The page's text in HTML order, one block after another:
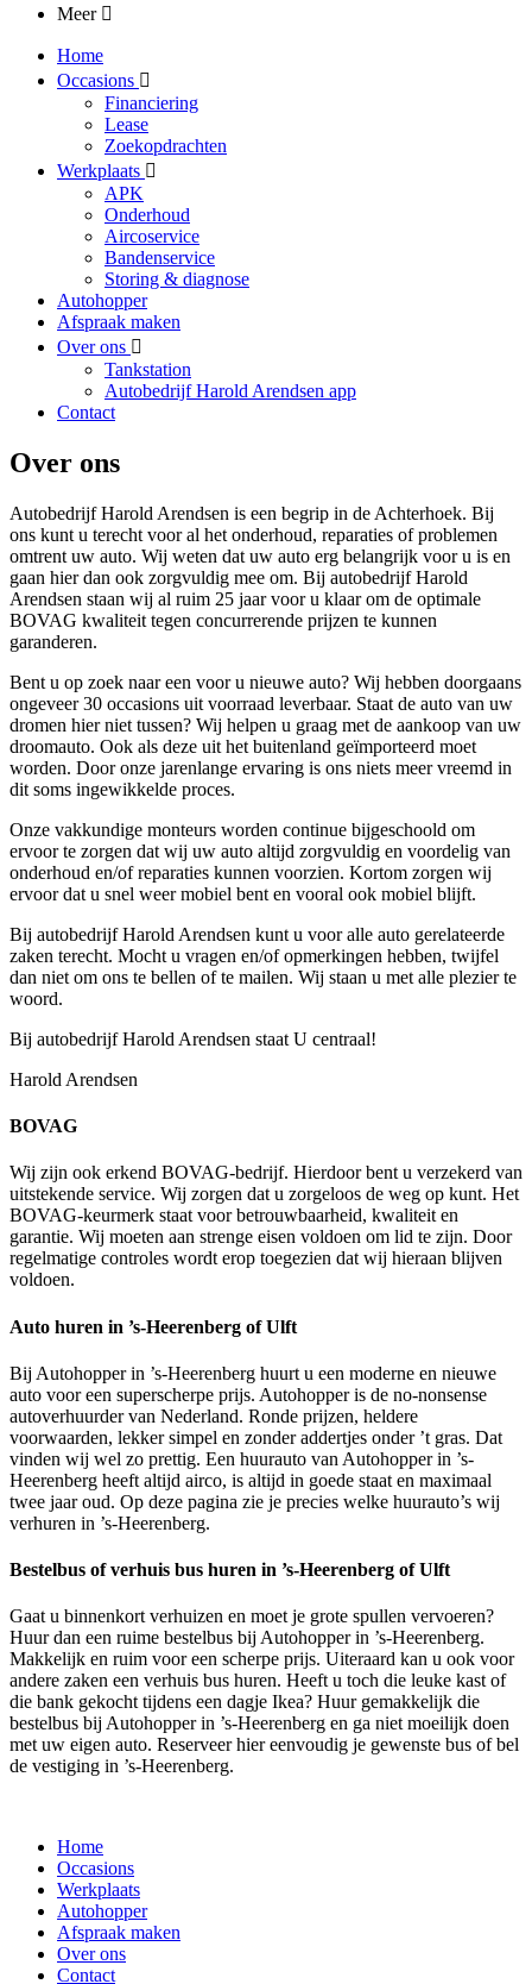
Meer
Home
Occasions
Financiering
Lease
Zoekopdrachten
Werkplaats
APK
Onderhoud
Aircoservice
Bandenservice
Storing & diagnose
Autohopper
Afspraak maken
Over ons
Tankstation
Autobedrijf Harold Arendsen app
Contact
Over ons
Autobedrijf Harold Arendsen is een begrip in de Achterhoek. Bij
ons kunt u terecht voor al het onderhoud, reparaties of problemen
omtrent uw auto. Wij weten dat uw auto erg belangrijk voor u is en
gaan hier dan ook zorgvuldig mee om. Bij autobedrijf Harold
Arendsen staan wij al ruim 25 jaar voor u klaar om de optimale
BOVAG kwaliteit tegen concurrerende prijzen te kunnen
garanderen.
Bent u op zoek naar een voor u nieuwe auto? Wij hebben doorgaans
ongeveer 30 occasions uit voorraad leverbaar. Staat de auto van uw
dromen hier niet tussen? Wij helpen u graag met de aankoop van uw
droomauto. Ook als deze uit het buitenland geïmporteerd moet
worden. Door onze jarenlange ervaring is ons niets meer vreemd in
dit soms ingewikkelde proces.
Onze vakkundige monteurs worden continue bijgeschoold om
ervoor te zorgen dat wij uw auto altijd zorgvuldig en voordelig van
onderhoud en/of reparaties kunnen voorzien. Kortom zorgen wij
ervoor dat u snel weer mobiel bent en vooral ook mobiel blijft.
Bij autobedrijf Harold Arendsen kunt u voor alle auto gerelateerde
zaken terecht. Mocht u vragen en/of opmerkingen hebben, twijfel
dan niet om ons te bellen of te mailen. Wij staan u met alle plezier te
woord.
Bij autobedrijf Harold Arendsen staat U centraal!
Harold Arendsen
BOVAG
Wij zijn ook erkend BOVAG-bedrijf. Hierdoor bent u verzekerd van
uitstekende service. Wij zorgen dat u zorgeloos de weg op kunt. Het
BOVAG-keurmerk staat voor betrouwbaarheid, kwaliteit en
garantie. Wij moeten aan strenge eisen voldoen om lid te zijn. Door
regelmatige controles wordt erop toegezien dat wij hieraan blijven
voldoen.
Auto huren in ’s-Heerenberg of Ulft
Bij Autohopper in ’s-Heerenberg huurt u een moderne en nieuwe
auto voor een superscherpe prijs. Autohopper is de no-nonsense
autoverhuurder van Nederland. Ronde prijzen, heldere
voorwaarden, lekker simpel en zonder addertjes onder ’t gras. Dat
vinden wij wel zo prettig. Een huurauto van Autohopper in ’s-
Heerenberg heeft altijd airco, is altijd in goede staat en maximaal
twee jaar oud. Op deze pagina zie je precies welke huurauto’s wij
verhuren in ’s-Heerenberg.
Bestelbus of verhuis bus huren in ’s-Heerenberg of Ulft
Gaat u binnenkort verhuizen en moet je grote spullen vervoeren?
Huur dan een ruime bestelbus bij Autohopper in ’s-Heerenberg.
Makkelijk en ruim voor een scherpe prijs. Uiteraard kan u ook voor
andere zaken een verhuis bus huren. Heeft u toch die leuke kast of
die bank gekocht tijdens een dagje Ikea? Huur gemakkelijk die
bestelbus bij Autohopper in ’s-Heerenberg en ga niet moeilijk doen
met uw eigen auto. Reserveer hier eenvoudig je gewenste bus of bel
de vestiging in ’s-Heerenberg.
Home
Occasions
Werkplaats
Autohopper
Afspraak maken
Over ons
Contact